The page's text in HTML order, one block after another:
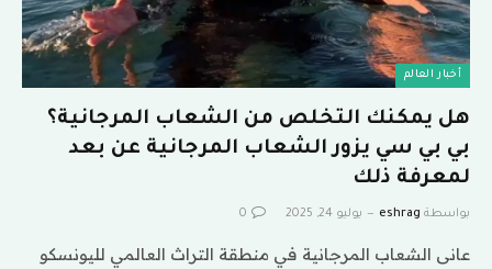
أخبار العالم
هل يمكنك التخلص من الشعاب المرجانية؟
بي بي سي يزور الشعاب المرجانية عن بعد
لمعرفة ذلك
بواسطة eshrag يوليو 24, 2025 0
عانى الشعاب المرجانية في منطقة التراث العالمي لليونسكو